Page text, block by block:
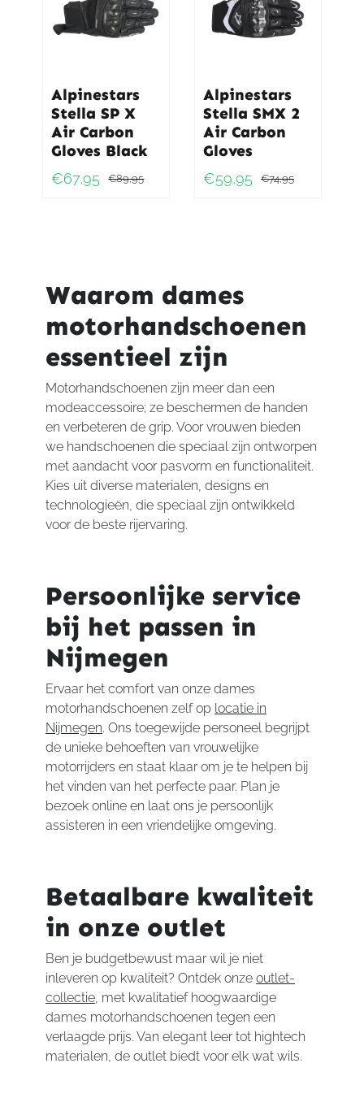
Alpinestars
Stella SP X
Air Carbon
Gloves Black
€89,95
Oorspronkelijke
€67,95
Huidige
Alpinestars
Stella SMX 2
Air Carbon
Gloves
€74,95
€59,95
Waarom dames
motorhandschoenen
essentieel zijn
Motorhandschoenen zijn meer dan een
modeaccessoire; ze beschermen de handen
en verbeteren de grip. Voor vrouwen bieden
we handschoenen die speciaal zijn ontworpen
met aandacht voor pasvorm en functionaliteit.
Kies uit diverse materialen, designs en
technologieën, die speciaal zijn ontwikkeld
voor de beste rijervaring.
Persoonlijke service
bij het passen in
Nijmegen
Ervaar het comfort van onze dames
motorhandschoenen zelf op locatie in
Nijmegen. Ons toegewijde personeel begrijpt
de unieke behoeften van vrouwelijke
motorrijders en staat klaar om je te helpen bij
het vinden van het perfecte paar. Plan je
bezoek online en laat ons je persoonlijk
assisteren in een vriendelijke omgeving.
Betaalbare kwaliteit
in onze outlet
Ben je budgetbewust maar wil je niet
inleveren op kwaliteit? Ontdek onzeoutlet-
collectie, met kwalitatief hoogwaardige
dames motorhandschoenen tegen een
verlaagde prijs. Van elegant leer tot hightech
materialen, de outlet biedt voor elk wat wils.